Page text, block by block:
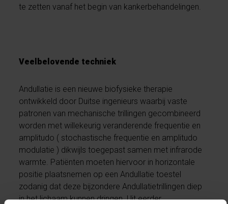
te zetten vanaf het begin van kankerbehandelingen.
Veelbelovende techniek
Andullatie is een nieuwe biofysieke therapie
ontwikkeld door Duitse ingenieurs waarbij vaste
patronen van mechanische trillingen gecombineerd
worden met willekeurig veranderende frequentie en
amplitudo ( stochastische frequentie en amplitudo
modulatie ) dikwijls toegepast samen met infrarode
warmte. Patiënten moeten hiervoor in horizontale
positie plaatsnemen op een Andullatie toestel
zodanig dat deze bijzondere Andullatietrillingen diep
in het lichaam kunnen dringen. Uit eerder